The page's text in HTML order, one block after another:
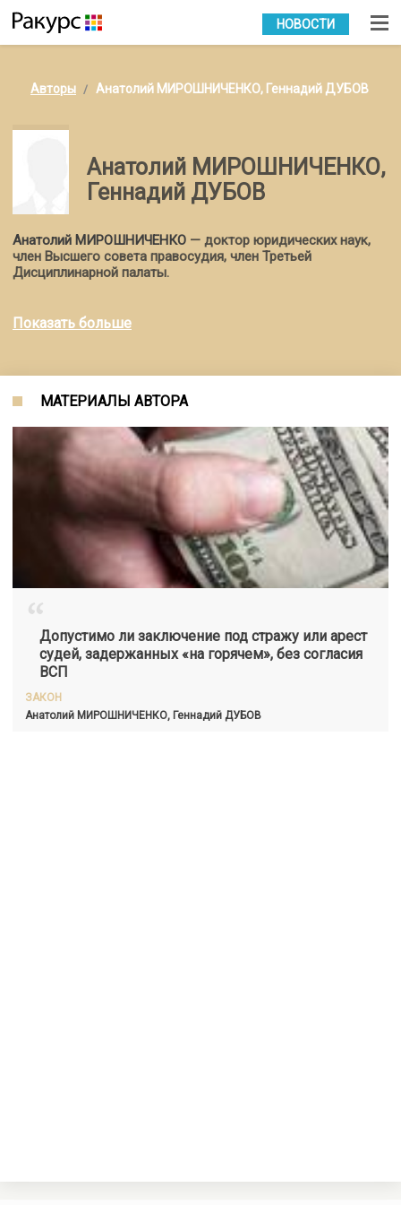
УКР РУС
НОВОСТИ
Авторы Анатолий МИРОШНИЧЕНКО, Геннадий ДУБОВ
Анатолий МИРОШНИЧЕНКО,
Геннадий ДУБОВ
Анатолий МИРОШНИЧЕНКО — доктор юридических наук,
член Высшего совета правосудия, член Третьей
Дисциплинарной палаты.
Показать больше
МАТЕРИАЛЫ АВТОРА
“Допустимо ли заключение под стражу или арест
судей, задержанных «на горячем», без согласия
ВСП
ЗАКОН
Анатолий МИРОШНИЧЕНКО, Геннадий ДУБОВ